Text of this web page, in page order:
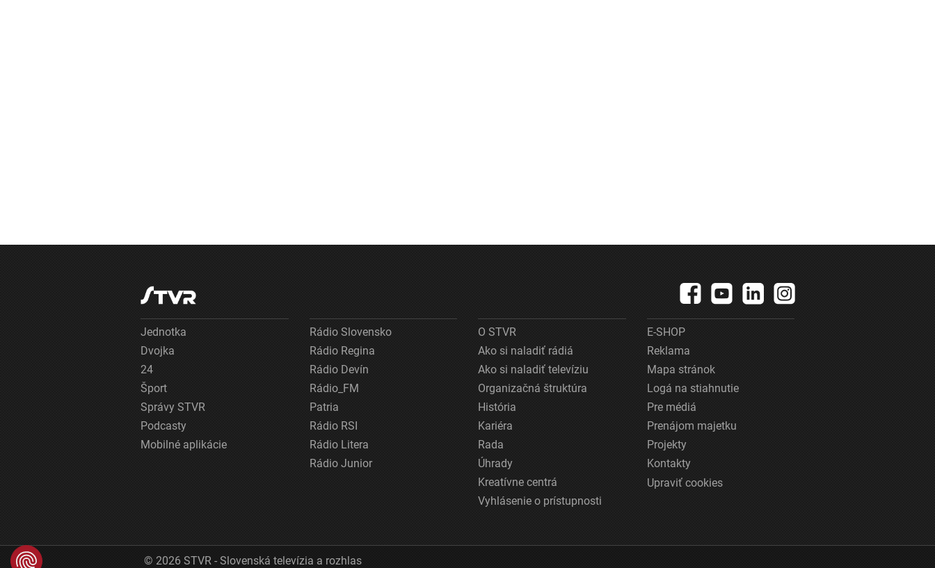
Jednotka
Dvojka
24
Šport
Správy STVR
Podcasty
Mobilné aplikácie
Rádio Slovensko
Rádio Regina
Rádio Devín
Rádio_FM
Patria
Rádio RSI
Rádio Litera
Rádio Junior
O STVR
Ako si naladiť rádiá
Ako si naladiť televíziu
Organizačná štruktúra
História
Kariéra
Rada
Úhrady
Kreatívne centrá
Vyhlásenie o prístupnosti
E-SHOP
Reklama
Mapa stránok
Logá na stiahnutie
Pre médiá
Prenájom majetku
Projekty
Kontakty
Upraviť cookies
© 2026 STVR - Slovenská televízia a rozhlas